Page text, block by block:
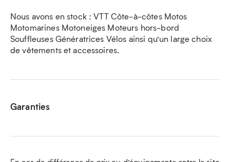
Nous avons en stock : VTT Côte-à-côtes Motos
Motomarines Motoneiges Moteurs hors-bord
Souffleuses Génératrices Vélos ainsi qu’un large choix
de vêtements et accessoires.
Garanties